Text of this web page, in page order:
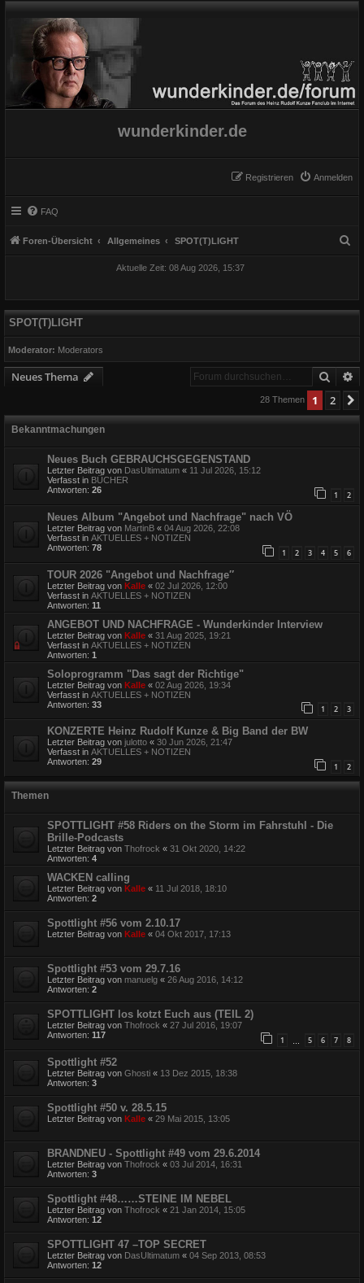
wunderkinder.de
Anmelden
Registrieren
FAQ
Foren-Übersicht Allgemeines SPOT(T)LIGHT
Aktuelle Zeit: 08 Aug 2026, 15:37
SPOT(T)LIGHT
Moderator: Moderators
Neues Thema Suche
28 Themen 1 2
Bekanntmachungen
Neues Buch GEBRAUCHSGEGENSTAND
Letzter Beitrag von DasUltimatum « 11 Jul 2026, 15:12
Verfasst in BÜCHER
Antworten: 26 1 2
Neues Album "Angebot und Nachfrage" nach VÖ
Letzter Beitrag von MartinB « 04 Aug 2026, 22:08
Verfasst in AKTUELLES + NOTIZEN
Antworten: 78 1 2 3 4 5 6
TOUR 2026 "Angebot und Nachfrage″
Letzter Beitrag von Kalle « 02 Jul 2026, 12:00
Verfasst in AKTUELLES + NOTIZEN
Antworten: 11
ANGEBOT UND NACHFRAGE - Wunderkinder Interview
Letzter Beitrag von Kalle « 31 Aug 2025, 19:21
Verfasst in AKTUELLES + NOTIZEN
Antworten: 1
Soloprogramm "Das sagt der Richtige"
Letzter Beitrag von Kalle « 02 Aug 2026, 19:34
Verfasst in AKTUELLES + NOTIZEN
Antworten: 33 1 2 3
KONZERTE Heinz Rudolf Kunze & Big Band der BW
Letzter Beitrag von julotto « 30 Jun 2026, 21:47
Verfasst in AKTUELLES + NOTIZEN
Antworten: 29 1 2
Themen
SPOTTLIGHT #58 Riders on the Storm im Fahrstuhl - Die
Brille-Podcasts
Letzter Beitrag von Thofrock « 31 Okt 2020, 14:22
Antworten: 4
WACKEN calling
Letzter Beitrag von Kalle « 11 Jul 2018, 18:10
Antworten: 2
Spottlight #56 vom 2.10.17
Letzter Beitrag von Kalle « 04 Okt 2017, 17:13
Spottlight #53 vom 29.7.16
Letzter Beitrag von manuelg « 26 Aug 2016, 14:12
Antworten: 2
SPOTTLIGHT los kotzt Euch aus (TEIL 2)
Letzter Beitrag von Thofrock « 27 Jul 2016, 19:07
Antworten: 117 1 5 6 7 8
Spottlight #52
Letzter Beitrag von Ghosti « 13 Dez 2015, 18:38
Antworten: 3
Spottlight #50 v. 28.5.15
Letzter Beitrag von Kalle « 29 Mai 2015, 13:05
BRANDNEU - Spottlight #49 vom 29.6.2014
Letzter Beitrag von Thofrock « 03 Jul 2014, 16:31
Antworten: 3
Spottlight #48……STEINE IM NEBEL
Letzter Beitrag von Thofrock « 21 Jan 2014, 15:05
Antworten: 12
SPOTTLIGHT 47 –TOP SECRET
Letzter Beitrag von DasUltimatum « 04 Sep 2013, 08:53
Antworten: 12